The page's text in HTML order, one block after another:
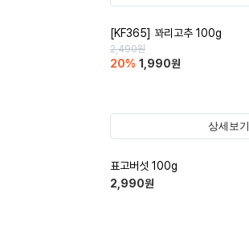
[KF365] 꽈리고추 100g
2,490원
20% 1,990원
상세보기
표고버섯 100g
2,990원